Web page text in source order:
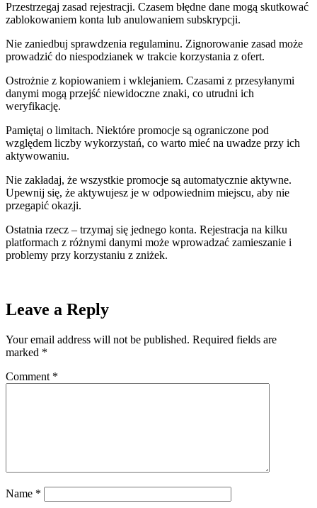
Przestrzegaj zasad rejestracji. Czasem błędne dane mogą skutkować
zablokowaniem konta lub anulowaniem subskrypcji.
Nie zaniedbuj sprawdzenia regulaminu. Zignorowanie zasad może
prowadzić do niespodzianek w trakcie korzystania z ofert.
Ostrożnie z kopiowaniem i wklejaniem. Czasami z przesyłanymi
danymi mogą przejść niewidoczne znaki, co utrudni ich
weryfikację.
Pamiętaj o limitach. Niektóre promocje są ograniczone pod
względem liczby wykorzystań, co warto mieć na uwadze przy ich
aktywowaniu.
Nie zakładaj, że wszystkie promocje są automatycznie aktywne.
Upewnij się, że aktywujesz je w odpowiednim miejscu, aby nie
przegapić okazji.
Ostatnia rzecz – trzymaj się jednego konta. Rejestracja na kilku
platformach z różnymi danymi może wprowadzać zamieszanie i
problemy przy korzystaniu z zniżek.
Leave a Reply
Your email address will not be published. Required fields are
marked *
Comment *
Name *